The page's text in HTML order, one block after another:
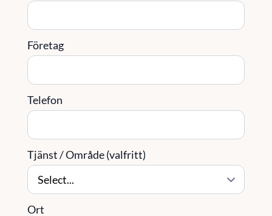
Företag
Telefon
Tjänst / Område (valfritt)
Ort